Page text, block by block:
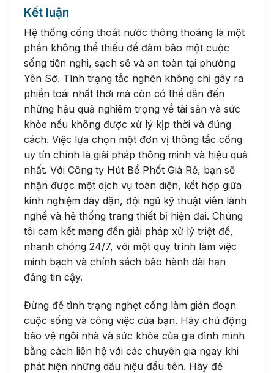
Kết luận
Hệ thống cống thoát nước thông thoáng là một
phần không thể thiếu để đảm bảo một cuộc
sống tiện nghi, sạch sẽ và an toàn tại phường
Yên Sở. Tình trạng tắc nghẽn không chỉ gây ra
phiền toái nhất thời mà còn có thể dẫn đến
những hậu quả nghiêm trọng về tài sản và sức
khỏe nếu không được xử lý kịp thời và đúng
cách. Việc lựa chọn một đơn vị thông tắc cống
uy tín chính là giải pháp thông minh và hiệu quả
nhất. Với Công ty Hút Bể Phốt Giá Rẻ, bạn sẽ
nhận được một dịch vụ toàn diện, kết hợp giữa
kinh nghiệm dày dặn, đội ngũ kỹ thuật viên lành
nghề và hệ thống trang thiết bị hiện đại. Chúng
tôi cam kết mang đến giải pháp xử lý triệt để,
nhanh chóng 24/7, với một quy trình làm việc
minh bạch và chính sách bảo hành dài hạn
đáng tin cậy.
Đừng để tình trạng nghẹt cống làm gián đoạn
cuộc sống và công việc của bạn. Hãy chủ động
bảo vệ ngôi nhà và sức khỏe của gia đình mình
bằng cách liên hệ với các chuyên gia ngay khi
phát hiện những dấu hiệu đầu tiên. Hãy để